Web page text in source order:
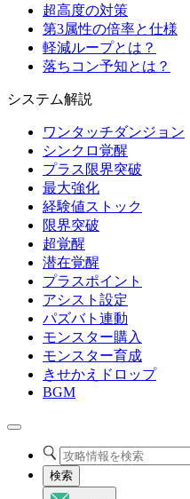
超高度の対策
第3属性の倍率と仕様
軽減ループとは？
落ちコン予知とは？
システム解説
ワンタッチダンジョン
シンクロ覚醒
プラス限界突破
最大強化
経験値ストック
限界突破
超覚醒
潜在覚醒
プラスポイント
アシスト設定
パズバト連動
モンスター購入
モンスター育成
きせかえドロップ
BGM
検索